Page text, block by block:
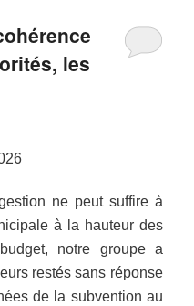
les
ne peut suffire à
à la hauteur des
notre groupe a
restés sans réponse
de la subvention au